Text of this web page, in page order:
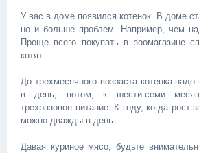
У вас в доме появился котенок. В доме
но и больше проблем. Например, чем
Проще всего покупать в зоомагазине
котят.
До трехмесячного возраста котенка
в день, потом, к шести-семи
трехразовое питание. К году, когда рост
можно дважды в день.
Давая куриное мясо, будьте